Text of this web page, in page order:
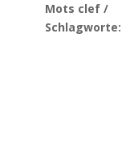
Mots clef /
Schlagworte: